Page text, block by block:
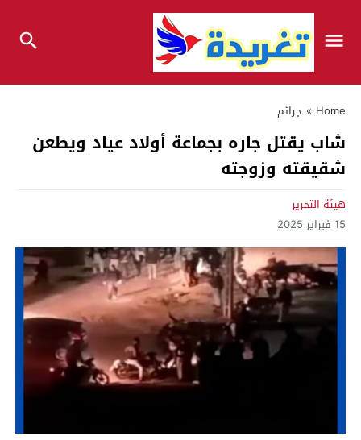
Home
» جرائم
شاب يقتل جاره بجماعة أولاد عياد ويطعن
شقيقته وزوجته
هيئة التحرير
15 فبراير 2025